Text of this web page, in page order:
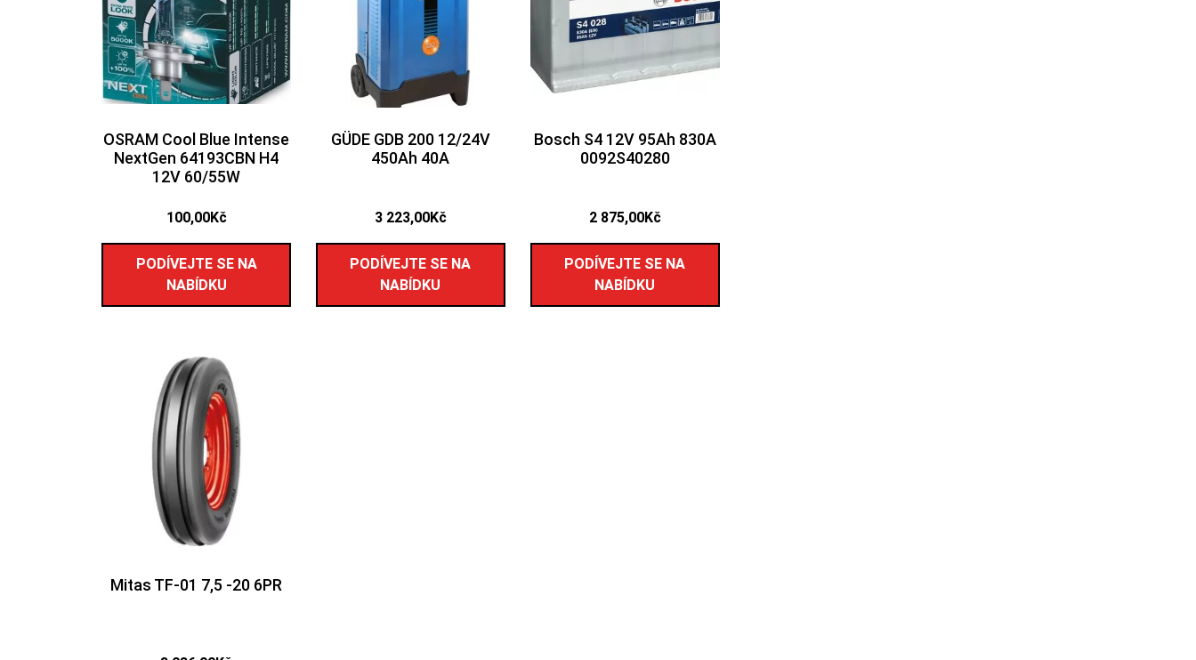
OSRAM Cool Blue Intense
NextGen 64193CBN H4
12V 60/55W
100,00Kč
PODÍVEJTE SE NA
NABÍDKU
GÜDE GDB 200 12/24V
450Ah 40A
3 223,00Kč
PODÍVEJTE SE NA
NABÍDKU
Bosch S4 12V 95Ah 830A
0092S40280
2 875,00Kč
PODÍVEJTE SE NA
NABÍDKU
Mitas TF-01 7,5 -20 6PR